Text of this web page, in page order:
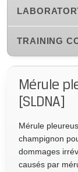
TRAINING
Mérule
[SLDNA]
Mérule
champignon
dommages
causés par